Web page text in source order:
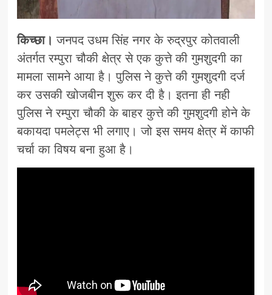
किच्छा।जनपद उधम सिंह नगर के रुद्रपुर कोतवाली
अंतर्गत रम्पुरा चौकी क्षेत्र से एक कुत्ते की गुमशुदगी का
मामला सामने आया है। पुलिस ने कुत्ते की गुमशुदगी दर्ज
कर उसकी खोजबीन शुरू कर दी है। इतना ही नही
पुलिस ने रम्पुरा चौकी के बाहर कुत्ते की गुमशुदगी होने के
बकायदा पमलेट्स भी लगाए। जो इस समय क्षेत्र में काफी
चर्चा का विषय बना हुआ है।